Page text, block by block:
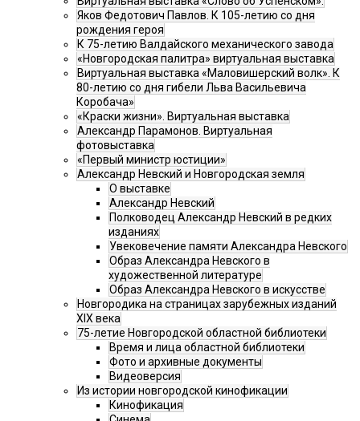
Яков Федотович Павлов. К 105-летию со дня
рождения героя
К 75-летию Валдайского механического завода
«Новгородская палитра» виртуальная выставка
Виртуальная выставка «Маловишерский волк». К
80-летию со дня гибели Льва Васильевича
Коробача»
«Краски жизни». Виртуальная выставка
Александр Парамонов. Виртуальная
фотовыставка
«Первый министр юстиции»
Александр Невский и Новгородская земля
О выставке
Александр Невский
Полководец Александр Невский в редких
изданиях
Увековечение памяти Александра Невского
Образ Александра Невского в
художественной литературе
Образ Александра Невского в искусстве
Новгородика на страницах зарубежных изданий
XIX века
75-летие Новгородской областной библиотеки
Время и лица областной библиотеки
Фото и архивные документы
Видеоверсия
Из истории новгородской кинофикации
Кинофикация